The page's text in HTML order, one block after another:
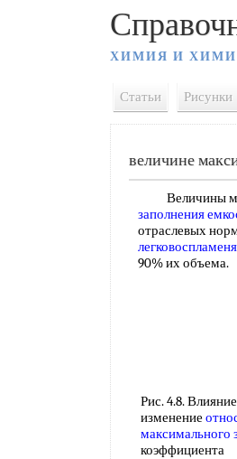
ХИМИЯ И
Статьи Рисунки
величине
Величины
заполнения
отраслевых
90% их объема.
Рис. 4.8.
изменение
максимального
коэффициента